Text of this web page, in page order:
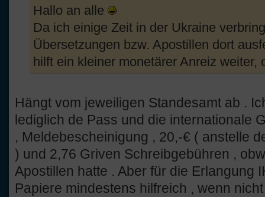
Hallo an alle
Da ich einige Zeit in der Ukraine
Übersetzungen bzw. Apostillen dort
hilft ein kleiner monetärer Anreiz weiter,
Hängt vom jeweiligen Standesamt ab .
lediglich de Pass und die internationale
, Meldebescheinigung , 20,-€ ( anstelle
) und 2,76 Griven Schreibgebühren ,
Apostillen hatte . Aber für die Erlangung
Papiere mindestens hilfreich , wenn